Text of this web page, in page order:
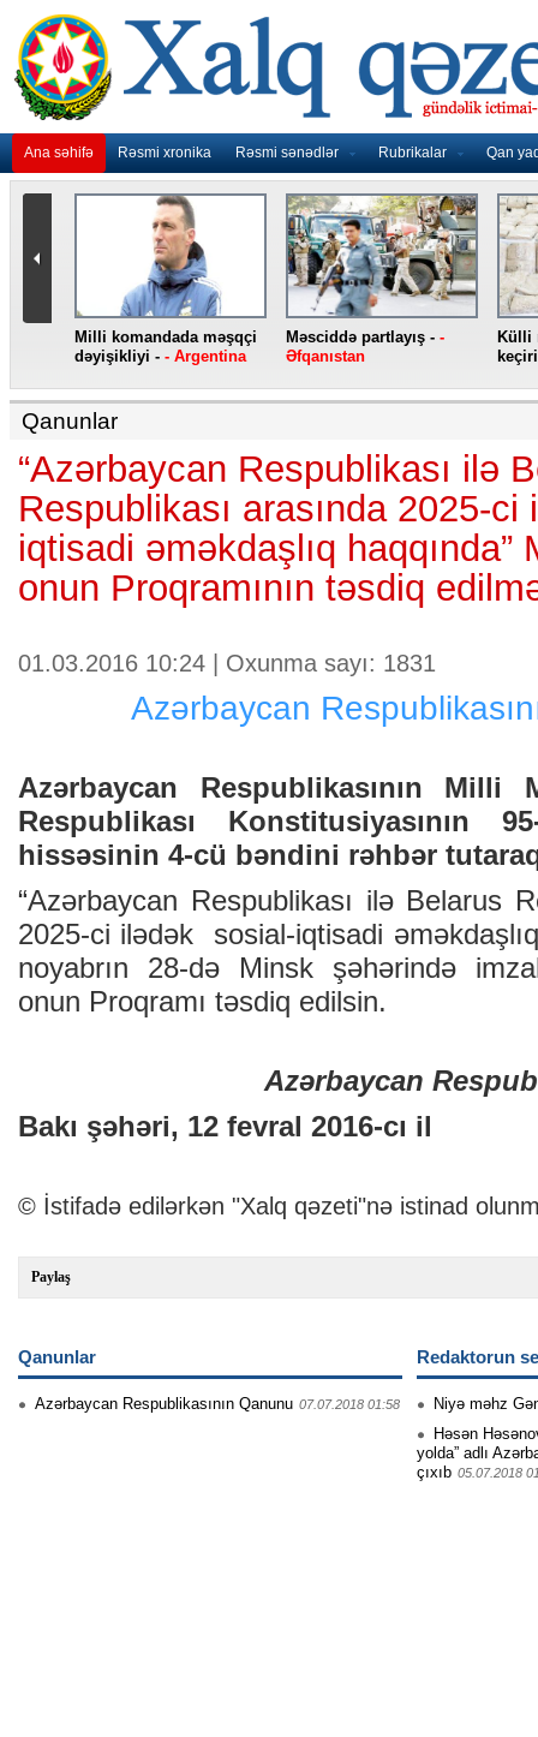
Ana səhifə Rəsmi xronika Rəsmi sənədlər Rubrikalar Qan
Milli komandada məşqçi
dəyişikliyi - - Argentina
Məsciddə partlayış - -
Əfqanıstan
Külli
Qanunlar
“Azərbaycan Respublikası ilə
Respublikası arasında 2025-
iqtisadi əməkdaşlıq haqqında”
onun Proqramının təsdiq
01.03.2016 10:24 | Oxunma sayı: 1831
Azərbaycan
Azərbaycan Respublikasının Milli
Respublikası Konstitusiyasının
hissəsinin 4-cü bəndini rəhbər
“Azərbaycan Respublikası ilə Belarus
2025-ci ilədək sosial-iqtisadi
noyabrın 28-də Minsk şəhərində
onun Proqramı təsdiq edilsin.
Azərbaycan
Bakı şəhəri, 12 fevral 2016-cı il
© İstifadə edilərkən "Xalq qəzeti"nə istinad
Paylaş
Qanunlar
Azərbaycan Respublikasının Qanunu 07.07.2018 01:58
Redaktorun
Niyə məhz
Həsən
yolda” adlı
çıxıb 05.07.2018